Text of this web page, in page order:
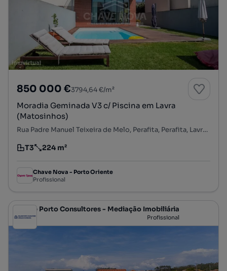
850 000 €3794,64 €/m²
Moradia Geminada V3 c/ Piscina em Lavra
(Matosinhos)
Rua Padre Manuel Teixeira de Melo, Perafita, Perafita, Lavra e Santa Cruz do Bispo, Matosinhos, Porto
Tipologia
T3
Preço por metro quadrado
224 m²
Chave Nova - Porto Oriente
Profissional
Grande Porto Consultores - Mediação Imobiliária
Profissional